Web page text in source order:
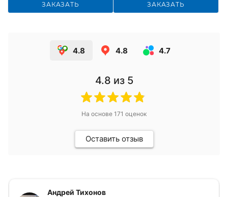
ЗАКАЗАТЬ ЗАКАЗАТЬ
4.8 4.8 4.7
4.8 из 5
На основе 171 оценок
Оставить отзыв
Андрей Тихонов